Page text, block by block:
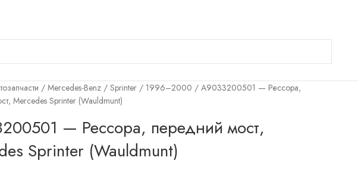
Mercedes-Benz Sprinter 1996–2000
A9033200501 — Рессора,
Mercedes Sprinter (Wauldmunt)
— Рессора, передний мост,
Sprinter (Wauldmunt)